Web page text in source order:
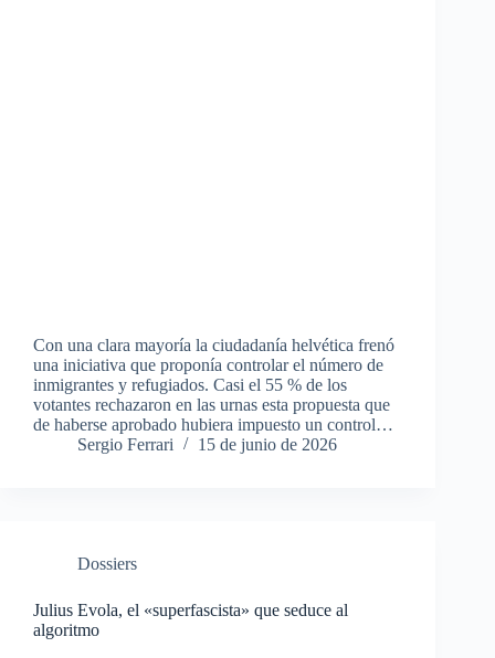
Con una clara mayoría la ciudadanía helvética frenó
una iniciativa que proponía controlar el número de
inmigrantes y refugiados. Casi el 55 % de los
votantes rechazaron en las urnas esta propuesta que
de haberse aprobado hubiera impuesto un control…
Sergio Ferrari
15 de junio de 2026
Dossiers
Julius Evola, el «superfascista» que seduce al
algoritmo